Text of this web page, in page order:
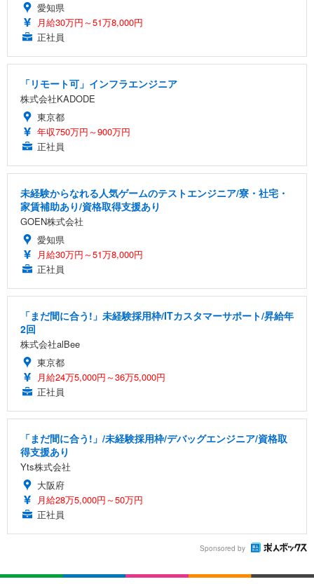
愛知県
月給30万円～51万8,000円
正社員
「リモート可」インフラエンジニア
株式会社KADODE
東京都
年収750万円～900万円
正社員
未経験からなれる人気ゲームのテストエンジニア/寮・社宅・
家賃補助あり/資格取得支援あり
GOEN株式会社
愛知県
月給30万円～51万8,000円
正社員
「まだ間に合う!」未経験採用枠/ITカスタマーサポート/昇給年
2回
株式会社alBee
東京都
月給24万5,000円～36万5,000円
正社員
「まだ間に合う!」/未経験採用枠/デバッグエンジニア/資格取
得支援あり
Yts株式会社
大阪府
月給28万5,000円～50万円
正社員
Sponsored by